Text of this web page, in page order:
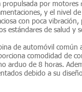
propulsada por motores
y el nivel
con poca
estándares de salud y
de automóvil común
comodidad de
arduo de 8 horas.
debido a su